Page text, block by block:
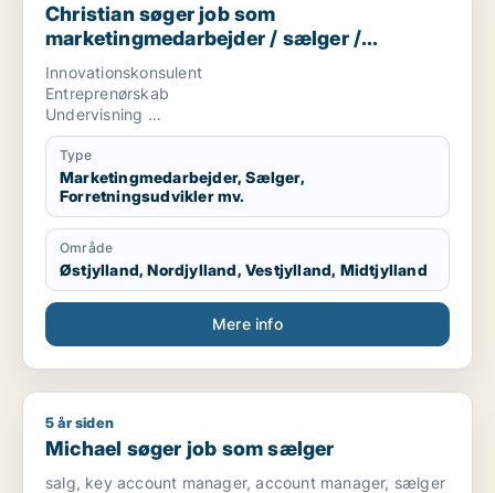
Christian søger job som
marketingmedarbejder / sælger /
forretningsudvikler / kreativ medarbejder
/ lærer
Innovationskonsulent
Entreprenørskab
Undervisning
Tekstskrivning
Type
Marketingmedarbejder, Sælger,
Forretningsudvikler mv.
Område
Østjylland, Nordjylland, Vestjylland, Midtjylland
Mere info
Michael søger job som sælger
5 år siden
Michael søger job som sælger
salg, key account manager, account manager, sælger